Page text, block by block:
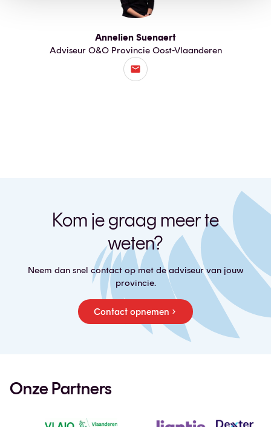
Annelien Suenaert
Adviseur O&O Provincie Oost-Vlaanderen
Kom je graag meer te
weten?
Neem dan snel contact op met de adviseur van jouw
provincie.
Contact opnemen
Onze Partners